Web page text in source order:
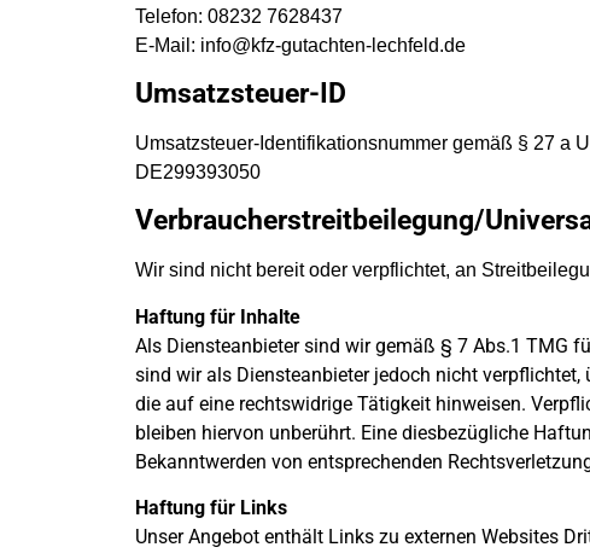
Telefon: 08232 7628437
E-Mail: info@kfz-gutachten-lechfeld.de
Umsatzsteuer-ID
Umsatzsteuer-Identifikationsnummer gemäß § 27 a
DE299393050
Verbraucher­streit­beilegung/
Wir sind nicht bereit oder verpflichtet, an
Haftung für Inhalte
Als Diensteanbieter sind wir gemäß § 7 Abs.1 TMG
sind wir als Diensteanbieter jedoch nicht
die auf eine rechtswidrige Tätigkeit hinweisen.
bleiben hiervon unberührt. Eine diesbezügliche
Bekanntwerden von entsprechenden
Haftung für Links
Unser Angebot enthält Links zu externen Websites